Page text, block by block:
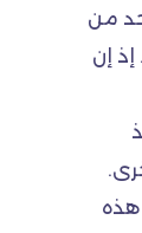
من
إذ إن
هذه